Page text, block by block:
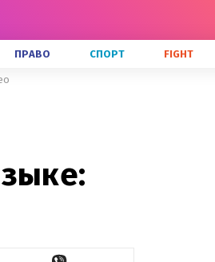
ПРАВО СПОРТ FIGHT